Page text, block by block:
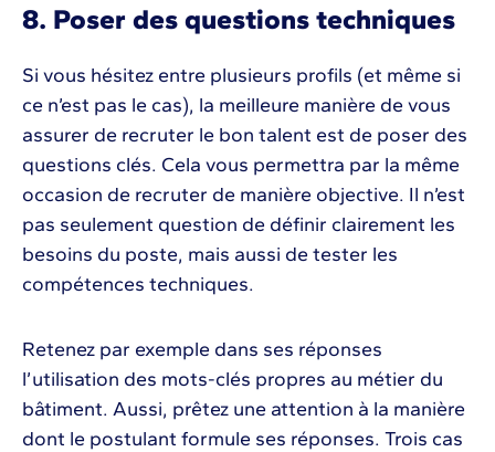
8. Poser des questions techniques
Si vous hésitez entre plusieurs profils (et même si
ce n’est pas le cas), la meilleure manière de vous
assurer de recruter le bon talent est de poser des
questions clés. Cela vous permettra par la même
occasion de recruter de manière objective. Il n’est
pas seulement question de définir clairement les
besoins du poste, mais aussi de tester les
compétences techniques.
Retenez par exemple dans ses réponses
l’utilisation des mots-clés propres au métier du
bâtiment. Aussi, prêtez une attention à la manière
dont le postulant formule ses réponses. Trois cas